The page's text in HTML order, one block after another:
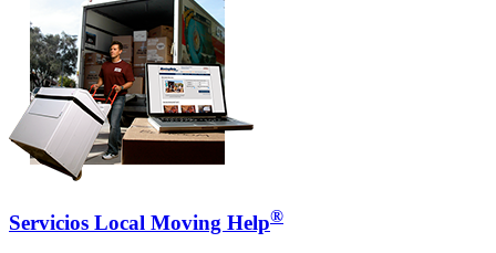
Servicios Local Moving Help®